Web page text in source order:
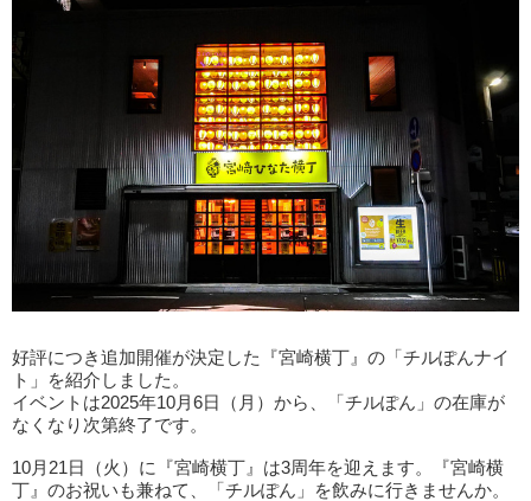
好評につき追加開催が決定した『宮崎横丁』の「チルぽんナイ
ト」を紹介しました。
イベントは2025年10月6日（月）から、「チルぽん」の在庫が
なくなり次第終了です。
10月21日（火）に『宮崎横丁』は3周年を迎えます。『宮崎横
丁』のお祝いも兼ねて、「チルぽん」を飲みに行きませんか。